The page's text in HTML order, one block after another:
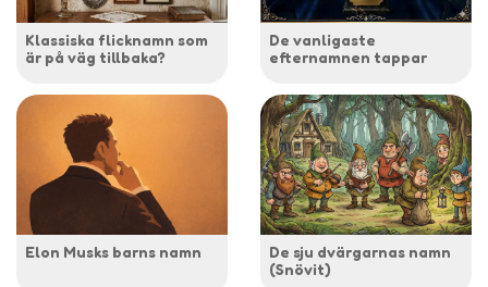
Klassiska flicknamn som
är på väg tillbaka?
De vanligaste
efternamnen tappar
Elon Musks barns namn
De sju dvärgarnas namn
(Snövit)